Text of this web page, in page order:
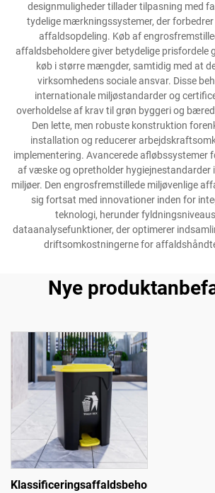
designmuligheder tillader tilpasning med
tydelige mærkningssystemer, der
affaldsopdeling. Køb af
affaldsbeholdere giver betydelige prisfordele
køb i større mængder, samtidig med at
virksomhedens sociale ansvar. Disse
internationale miljøstandarder og
overholdelse af krav til grøn byggeri og
Den lette, men robuste konstruktion
installation og reducerer
implementering. Avancerede afløbssystemer
af væske og opretholder hygiejnestandarder
miljøer. Den engrosfremstillede miljøvenlige
sig fortsat med innovationer inden for
teknologi, herunder
dataanalysefunktioner, der optimerer
driftsomkostningerne for
Nye
Klassificeringsaffaldsbeholder